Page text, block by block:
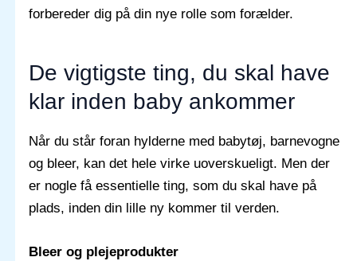
forbereder dig på din nye rolle som forælder.
De vigtigste ting, du skal have
klar inden baby ankommer
Når du står foran hylderne med babytøj, barnevogne
og bleer, kan det hele virke uoverskueligt. Men der
er nogle få essentielle ting, som du skal have på
plads, inden din lille ny kommer til verden.
Bleer og plejeprodukter